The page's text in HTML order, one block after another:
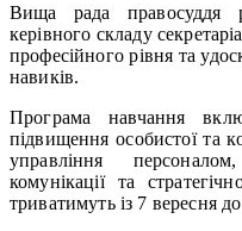
Вища рада правосуддя
керівного складу
професійного рівня та
навиків.
Програма навчання
підвищення особистої та
управління
комунікації та
триватимуть із 7 вересня